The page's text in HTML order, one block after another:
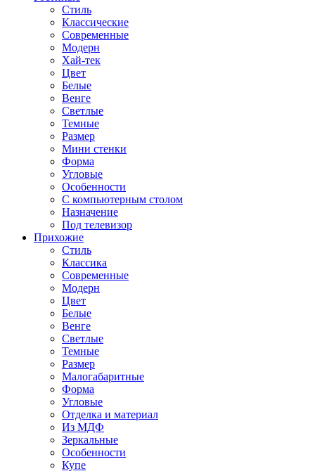
Стиль
Классические
Современные
Модерн
Хай-тек
Цвет
Белые
Венге
Светлые
Темные
Размер
Мини стенки
Форма
Угловые
Особенности
С компьютерным столом
Назначение
Под телевизор
Прихожие
Стиль
Классика
Современные
Модерн
Цвет
Белые
Венге
Светлые
Темные
Размер
Малогабаритные
Форма
Угловые
Отделка и материал
Из МДФ
Зеркальные
Особенности
Купе